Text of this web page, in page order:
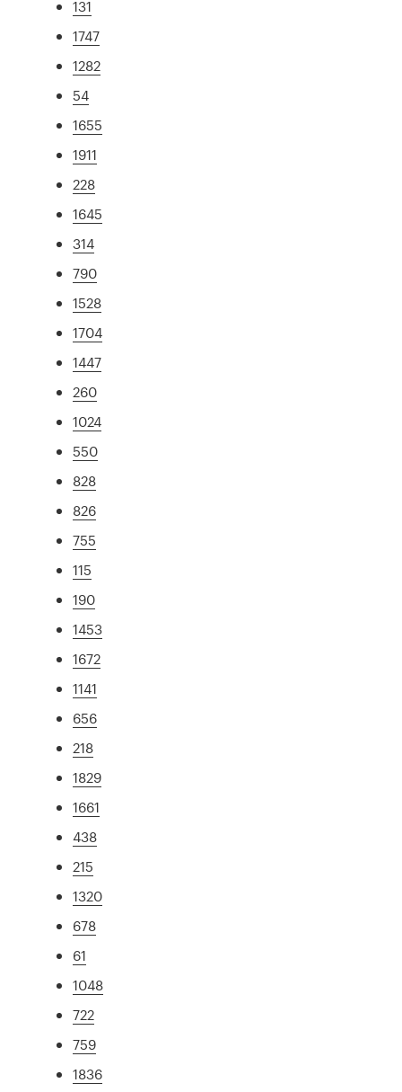
131
1747
1282
54
1655
1911
228
1645
314
790
1528
1704
1447
260
1024
550
828
826
755
115
190
1453
1672
1141
656
218
1829
1661
438
215
1320
678
61
1048
722
759
1836